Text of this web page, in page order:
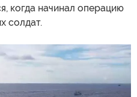
когда начинал операцию
солдат.